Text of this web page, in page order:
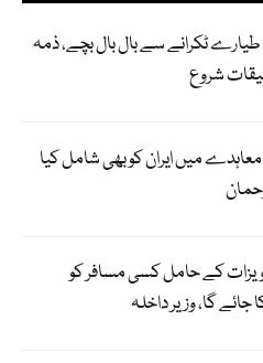
سڈنی ایئرپورٹ پر 2 طیارے ٹکرانے سے بال بال بچے، ذمہ
شروع
میں ایران کو بھی شامل کیا
کے حامل کسی مسافر کو
جائے گا، وزیر داخلہ